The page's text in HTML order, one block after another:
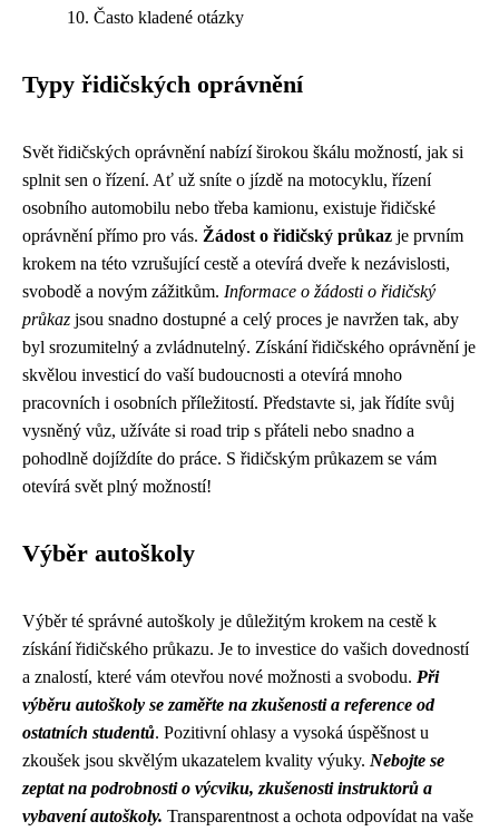
Často kladené otázky
Typy řidičských oprávnění
Svět řidičských oprávnění nabízí širokou škálu možností, jak si
splnit sen o řízení. Ať už sníte o jízdě na motocyklu, řízení
osobního automobilu nebo třeba kamionu, existuje řidičské
oprávnění přímo pro vás. Žádost o řidičský průkaz je prvním
krokem na této vzrušující cestě a otevírá dveře k nezávislosti,
svobodě a novým zážitkům. Informace o žádosti o řidičský
průkaz jsou snadno dostupné a celý proces je navržen tak, aby
byl srozumitelný a zvládnutelný. Získání řidičského oprávnění je
skvělou investicí do vaší budoucnosti a otevírá mnoho
pracovních i osobních příležitostí. Představte si, jak řídíte svůj
vysněný vůz, užíváte si road trip s přáteli nebo snadno a
pohodlně dojíždíte do práce. S řidičským průkazem se vám
otevírá svět plný možností!
Výběr autoškoly
Výběr té správné autoškoly je důležitým krokem na cestě k
získání řidičského průkazu. Je to investice do vašich dovedností
a znalostí, které vám otevřou nové možnosti a svobodu. Při
výběru autoškoly se zaměřte na zkušenosti a reference od
ostatních studentů. Pozitivní ohlasy a vysoká úspěšnost u
zkoušek jsou skvělým ukazatelem kvality výuky. Nebojte se
zeptat na podrobnosti o výcviku, zkušenosti instruktorů a
vybavení autoškoly. Transparentnost a ochota odpovídat na vaše